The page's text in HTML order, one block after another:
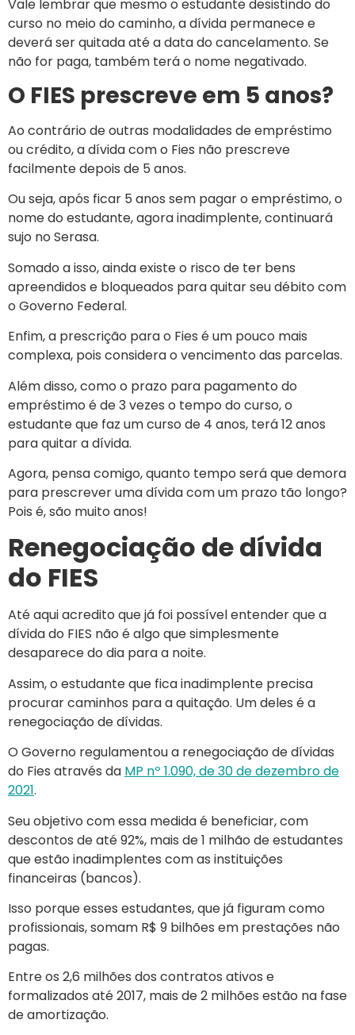
Vale lembrar que mesmo o estudante desistindo do
curso no meio do caminho, a dívida permanece e
deverá ser quitada até a data do cancelamento. Se
não for paga, também terá o nome negativado.
O FIES prescreve em 5 anos?
Ao contrário de outras modalidades de empréstimo
ou crédito, a dívida com o Fies não prescreve
facilmente depois de 5 anos.
Ou seja, após ficar 5 anos sem pagar o empréstimo, o
nome do estudante, agora inadimplente, continuará
sujo no Serasa.
Somado a isso, ainda existe o risco de ter bens
apreendidos e bloqueados para quitar seu débito com
o Governo Federal.
Enfim, a prescrição para o Fies é um pouco mais
complexa, pois considera o vencimento das parcelas.
Além disso, como o prazo para pagamento do
empréstimo é de 3 vezes o tempo do curso, o
estudante que faz um curso de 4 anos, terá 12 anos
para quitar a dívida.
Agora, pensa comigo, quanto tempo será que demora
para prescrever uma dívida com um prazo tão longo?
Pois é, são muito anos!
Renegociação de dívida
do FIES
Até aqui acredito que já foi possível entender que a
dívida do FIES não é algo que simplesmente
desaparece do dia para a noite.
Assim, o estudante que fica inadimplente precisa
procurar caminhos para a quitação. Um deles é a
renegociação de dívidas.
O Governo regulamentou a renegociação de dívidas
do Fies através da MP nº 1.090, de 30 de dezembro de
2021.
Seu objetivo com essa medida é beneficiar, com
descontos de até 92%, mais de 1 milhão de estudantes
que estão inadimplentes com as instituições
financeiras (bancos).
Isso porque esses estudantes, que já figuram como
profissionais, somam R$ 9 bilhões em prestações não
pagas.
Entre os 2,6 milhões dos contratos ativos e
formalizados até 2017, mais de 2 milhões estão na fase
de amortização.